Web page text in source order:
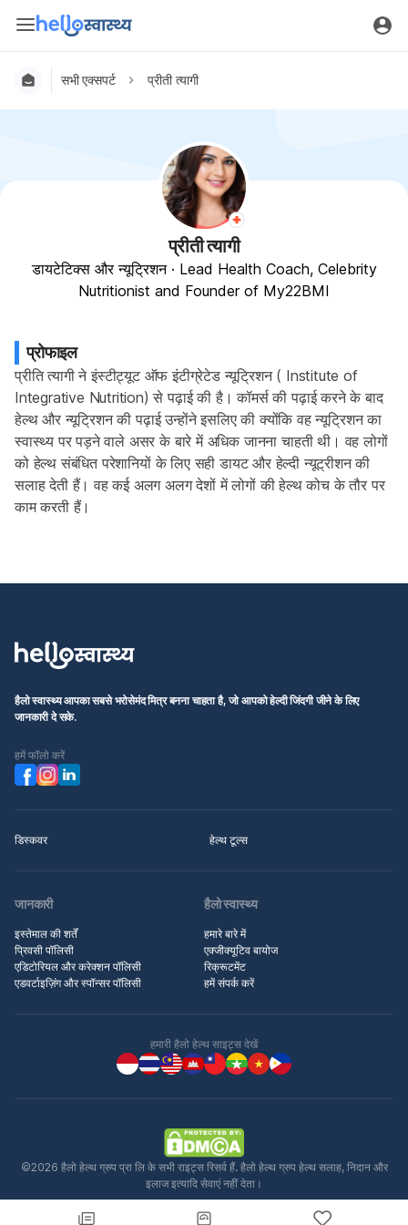
सभी एक्सपर्ट प्रीती त्यागी
प्रीती त्यागी
डायटेटिक्स और न्यूट्रिशन · Lead Health Coach, Celebrity
Nutritionist and Founder of My22BMI
प्रोफाइल
प्रीति त्यागी ने इंस्टीट्यूट ऑफ इंटीग्रेटेड न्यूट्रिशन ( Institute of
Integrative Nutrition) से पढ़ाई की है। कॉमर्स की पढ़ाई करने के बाद
हेल्थ और न्यूट्रिशन की पढ़ाई उन्होंने इसलिए की क्योंकि वह न्यूट्रिशन का
स्वास्थ्य पर पड़ने वाले असर के बारे में अधिक जानना चाहती थी। वह लोगों
को हेल्थ संबंधित परेशानियों के लिए सही डायट और हेल्दी न्यूट्रीशन की
सलाह देती हैं। वह कई अलग अलग देशों में लोगों की हेल्थ कोच के तौर पर
काम करती हैं।
हैलो स्वास्थ्य आपका सबसे भरोसेमंद मित्र बनना चाहता है, जो आपको हेल्दी जिंदगी जीने के लिए
जानकारी दे सके.
हमें फॉलो करें
डिस्कवर हेल्थ टूल्स
जानकारी
इस्तेमाल की शर्तें
प्रिवसी पॉलिसी
एडिटोरियल और करेक्शन पॉलिसी
एडवर्टाइज़िंग और स्पॉन्सर पॉलिसी
हैलो स्वास्थ्य
हमारे बारे में
एक्जीक्यूटिव बायोज
रिक्रूटमेंट
हमें संपर्क करें
हमारी हैलो हेल्थ साइट्स देखें
©2026 हैलो हेल्थ ग्रुप प्रा लि के सभी राइट्स रिसर्व हैं. हैलो हेल्थ ग्रुप हेल्थ सलाह, निदान और
इलाज इत्यादि सेवाएं नहीं देता।